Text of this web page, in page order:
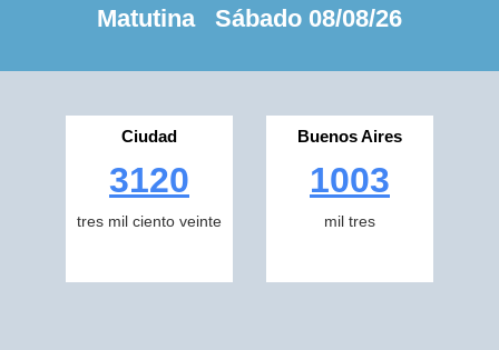
Matutina Sábado 08/08/26
Ciudad
3120
tres mil ciento veinte
Buenos Aires
1003
mil tres